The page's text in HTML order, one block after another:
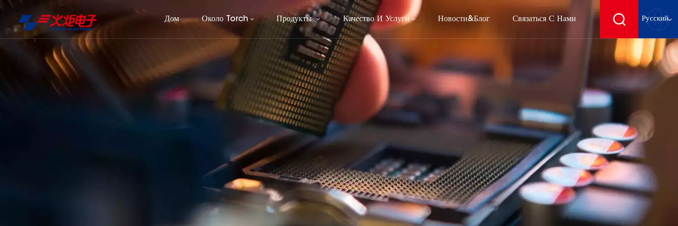
Дом Около Torch Продукты Качество И Услуги Новости&блог Связаться С Нами Русский
English
Deutsch
español
русский